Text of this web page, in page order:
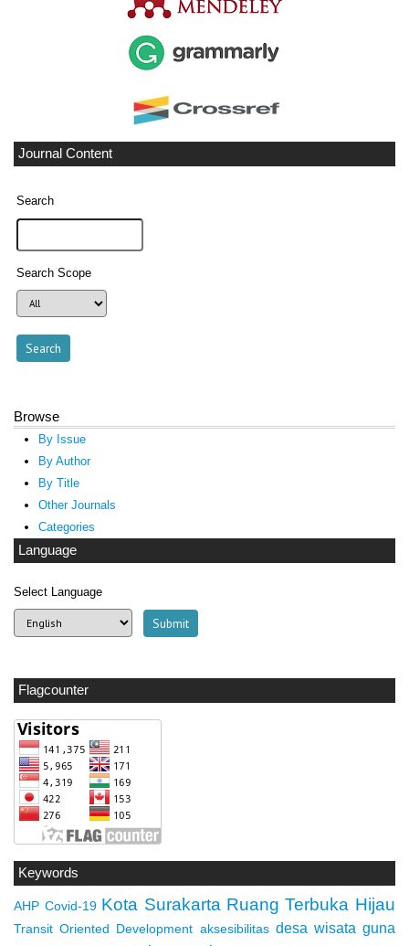
Journal Content
Search
Search Scope
Browse
By Issue
By Author
By Title
Other Journals
Categories
Language
Select Language
Flagcounter
Keywords
AHP Covid-19 Kota Surakarta Ruang Terbuka Hijau
Transit Oriented Development aksesibilitas desa wisata guna